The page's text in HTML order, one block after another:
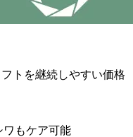
トを継続しやすい価格
ワもケア可能